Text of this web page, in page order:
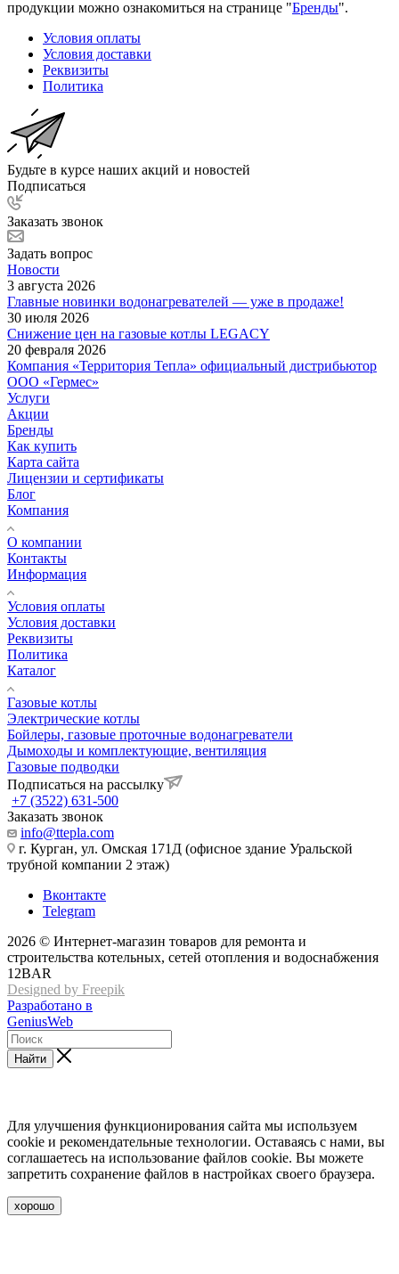
продукции можно ознакомиться на странице "Бренды".
Условия оплаты
Условия доставки
Реквизиты
Политика
Будьте в курсе наших акций и новостей
Подписаться
Заказать звонок
Задать вопрос
Новости
3 августа 2026
Главные новинки водонагревателей — уже в продаже!
30 июля 2026
Снижение цен на газовые котлы LEGACY
20 февраля 2026
Компания «Территория Тепла» официальный дистрибьютор
ООО «Гермес»
Услуги
Акции
Бренды
Как купить
Карта сайта
Лицензии и сертификаты
Блог
Компания
О компании
Контакты
Информация
Условия оплаты
Условия доставки
Реквизиты
Политика
Каталог
Газовые котлы
Электрические котлы
Бойлеры, газовые проточные водонагреватели
Дымоходы и комплектующие, вентиляция
Газовые подводки
Подписаться на рассылку
+7 (3522) 631-500
Заказать звонок
info@ttepla.com
г. Курган, ул. Омская 171Д (офисное здание Уральской
трубной компании 2 этаж)
Вконтакте
Telegram
2026 © Интернет-магазин товаров для ремонта и
строительства котельных, сетей отопления и водоснабжения
12BAR
Designed by Freepik
Разработано в
GeniusWeb
Найти
Для улучшения функционирования сайта мы используем
cookie и рекомендательные технологии. Оставаясь с нами, вы
соглашаетесь на использование файлов cookie. Вы можете
запретить сохранение файлов в настройках своего браузера.
хорошо